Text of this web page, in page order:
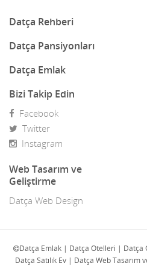
Dekorasyon
Demir Doğrama
Dergiler
Diğer Ürünler
Direk Sahibinden Emlak
Diş Doktorları
Doğa Turları
Eğlence Mekanları
Datça Rehberi
Datça Pansiyonları
Datça Emlak
Bizi Takip Edin
Facebook
Twitter
Instagram
Web Tasarım ve
Geliştirme
Datça Web Design
Datça Emlak | Datça Otelleri | Datça
Datça Satılık Ev | Datça Web